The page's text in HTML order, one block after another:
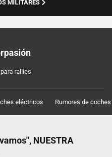
MILITARES
rallies
eléctricos Rumores de coches
NUESTRA